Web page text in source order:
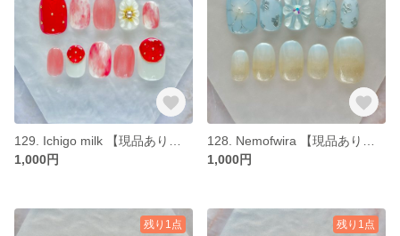
1,000円
1,000円
残り1点 残り1点